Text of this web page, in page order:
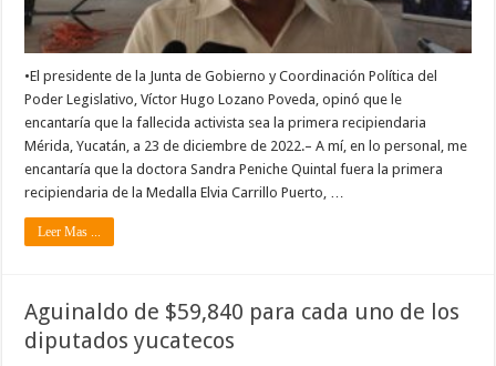
•El presidente de la Junta de Gobierno y Coordinación Política del
Poder Legislativo, Víctor Hugo Lozano Poveda, opinó que le
encantaría que la fallecida activista sea la primera recipiendaria
Mérida, Yucatán, a 23 de diciembre de 2022.– A mí, en lo personal, me
encantaría que la doctora Sandra Peniche Quintal fuera la primera
recipiendaria de la Medalla Elvia Carrillo Puerto, …
Leer Mas ...
Aguinaldo de $59,840 para cada uno de los
diputados yucatecos